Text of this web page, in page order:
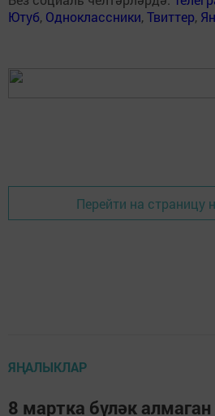
Ютуб, Одноклассники,Твиттер,
Перейти на страницу
ЯҢАЛЫКЛАР
8 мартка бүләк алмаган